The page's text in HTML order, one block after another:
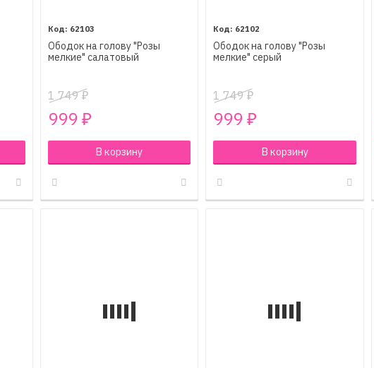
62103
Ободок на голову "Розы
мелкие" салатовый
1 749₽
999 ₽
В корзину
62102
Ободок на голову "Розы
мелкие" серый
1 749₽
999 ₽
В корзину